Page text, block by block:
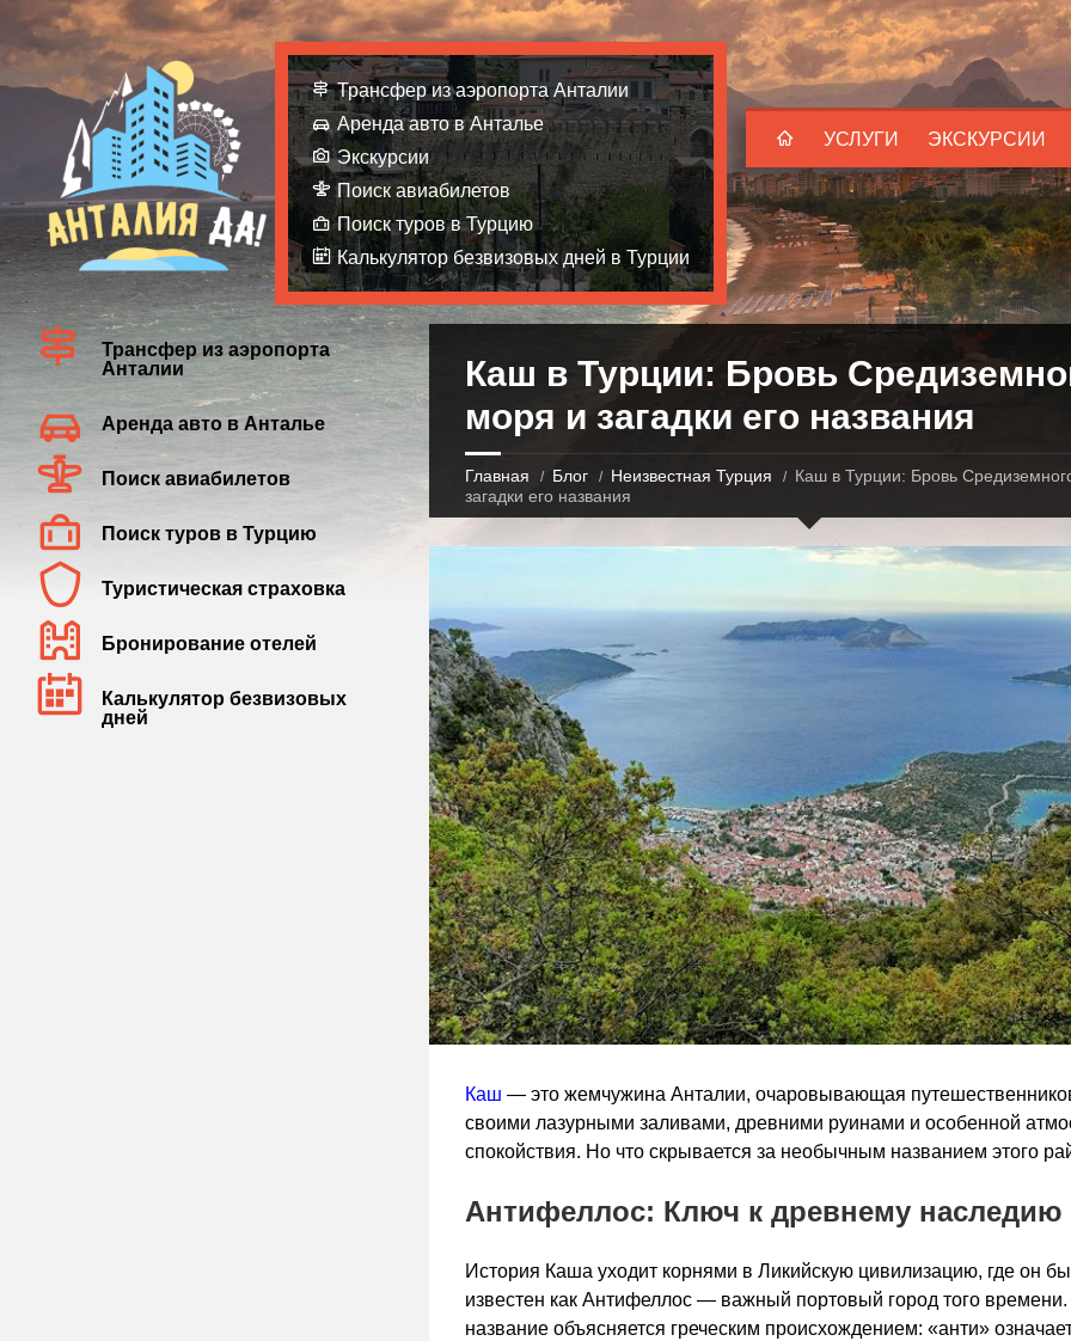
УСЛУГИ ЭКСКУРСИИ
Трансфер из аэропорта Анталии
Аренда авто в Анталье
Экскурсии
Поиск авиабилетов
Поиск туров в Турцию
Калькулятор безвизовых дней в Турции
Каш в Турции: Бровь
моря и загадки его названия
Главная Блог Неизвестная Турция
Каш в Турции: Бровь
загадки его названия
Каш — это жемчужина Анталии, очаровывающая
своими лазурными заливами, древними руинами и особенной
спокойствия. Но что скрывается за необычным названием этого
Антифеллос: Ключ к древнему наследию
История Каша уходит корнями в Ликийскую цивилизацию, где он
известен как Антифеллос — важный портовый город того
название объясняется греческим происхождением: «анти»
Трансфер из аэропорта
Анталии
Аренда авто в Анталье
Поиск авиабилетов
Поиск туров в Турцию
Туристическая страховка
Бронирование отелей
Калькулятор безвизовых
дней